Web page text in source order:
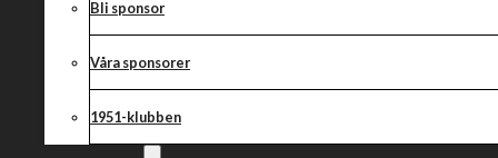
Bli sponsor
Våra sponsorer
1951-klubben